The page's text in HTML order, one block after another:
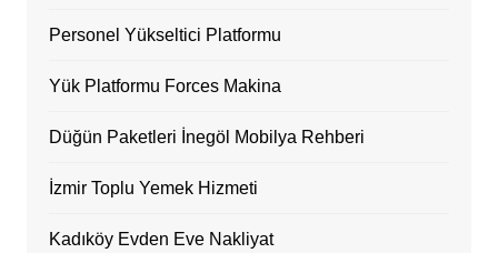
Personel Yükseltici Platformu
Yük Platformu Forces Makina
Düğün Paketleri İnegöl Mobilya Rehberi
İzmir Toplu Yemek Hizmeti
Kadıköy Evden Eve Nakliyat